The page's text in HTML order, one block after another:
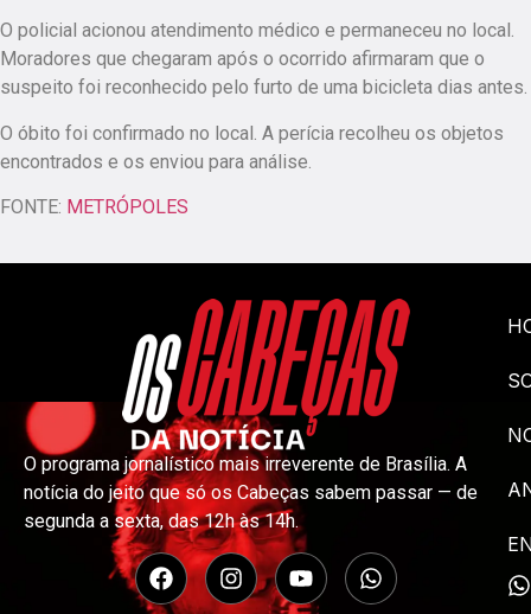
O policial acionou atendimento médico e permaneceu no local.
Moradores que chegaram após o ocorrido afirmaram que o
suspeito foi reconhecido pelo furto de uma bicicleta dias antes.
O óbito foi confirmado no local. A perícia recolheu os objetos
encontrados e os enviou para análise.
FONTE: METRÓPOLES
O programa jornalístico mais irreverente de Brasília. A
notícia do jeito que só os Cabeças sabem passar — de
segunda a sexta, das 12h às 14h.